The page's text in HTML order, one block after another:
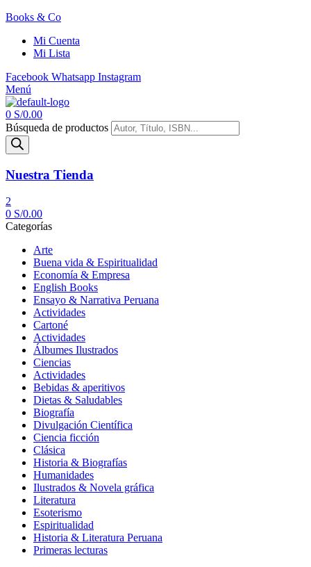
Books & Co
Mi Cuenta
Mi Lista
Facebook Whatsapp Instagram
Menú
0 S/0.00
Búsqueda de productos
Nuestra Tienda
2
0 S/0.00
Categorías
Arte
Buena vida & Espiritualidad
Economía & Empresa
English Books
Ensayo & Narrativa Peruana
Actividades
Cartoné
Actividades
Álbumes Ilustrados
Ciencias
Actividades
Bebidas & aperitivos
Dietas & Saludables
Biografía
Divulgación Científica
Ciencia ficción
Clásica
Historia & Biografías
Humanidades
Ilustrados & Novela gráfica
Literatura
Esoterismo
Espiritualidad
Historia & Literatura Peruana
Primeras lecturas